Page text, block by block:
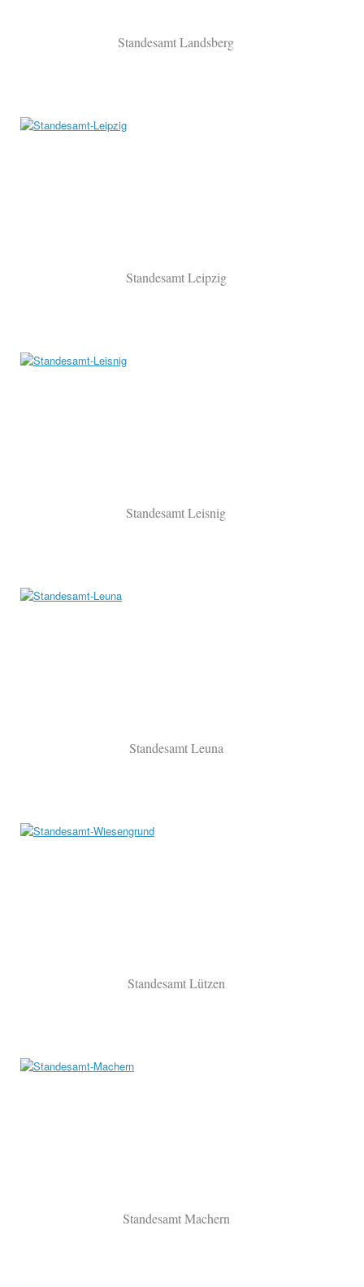
Standesamt Landsberg
Standesamt Leipzig
Standesamt Leisnig
Standesamt Leuna
Standesamt Lützen
Standesamt Machern